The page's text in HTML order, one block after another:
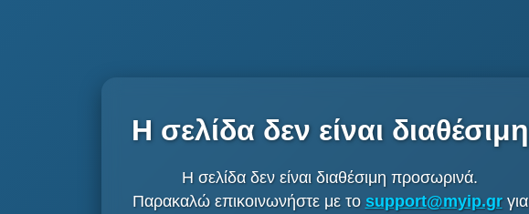
Η σελίδα δεν είναι διαθέσιμη
Η σελίδα δεν είναι διαθέσιμη προσωρινά.
Παρακαλώ επικοινωνήστε με το support@myip.grγια